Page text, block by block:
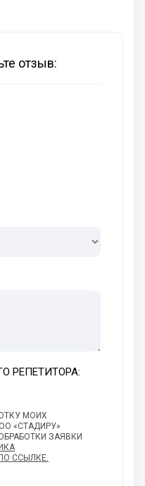
отзыв:
РЕПЕТИТОРА:
МОИХ
«СТАДИРУ»
ЗАЯВКИ
ССЫЛКЕ.